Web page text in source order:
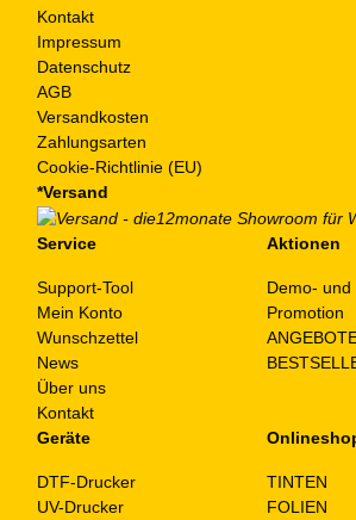
Kontakt
Impressum
Datenschutz
AGB
Versandkosten
Zahlungsarten
Cookie-Richtlinie (EU)
*Versand
Service
Support-Tool
Mein Konto
Wunschzettel
News
Über uns
Kontakt
Aktionen
Demo-
Promotion
Geräte
DTF-Drucker
UV-Drucker
TINTEN
FOLIEN